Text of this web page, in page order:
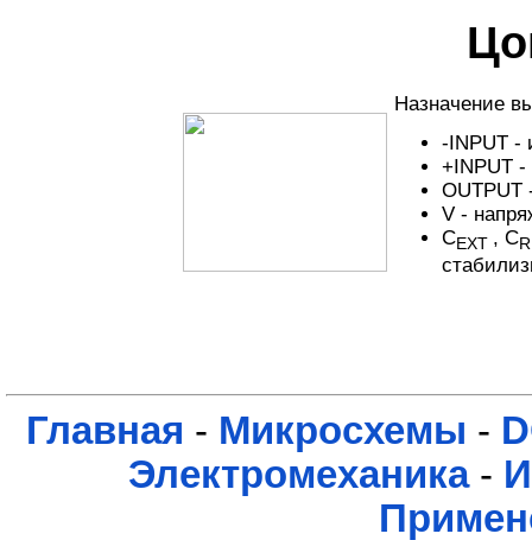
Назначение
-INPUT -
+INPUT
OUTPUT
V -
CEXT , C
Главная - Микросхемы -
Электромеханика-